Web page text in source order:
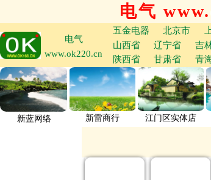
电气
电气
www.ok220.cn
五金电器 北京市
山西省
辽宁省 吉
陕西省
甘肃省 青
新蓝网络 新雷商行 江门区实体店